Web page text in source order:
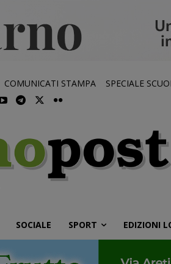
COMUNICATI STAMPA SPECIALE
SOCIALE SPORT EDIZIONI